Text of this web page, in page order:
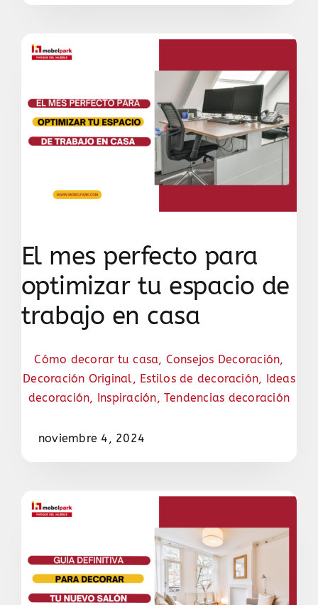
El mes perfecto para
optimizar tu espacio de
trabajo en casa
Cómo decorar tu casa, Consejos Decoración,
Decoración Original, Estilos de decoración, Ideas
decoración, Inspiración, Tendencias decoración
noviembre 4, 2024